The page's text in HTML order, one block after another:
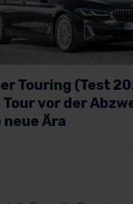
Touring (Test
vor der
neue Ära